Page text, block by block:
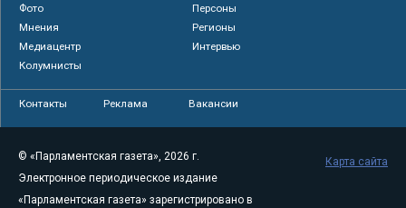
Фото
Персоны
Мнения
Регионы
Медиацентр
Интервью
Колумнисты
Контакты Реклама Вакансии
© «Парламентская газета», 2026 г.
Электронное периодическое издание
«Парламентская газета» зарегистрировано в
Карта сайта